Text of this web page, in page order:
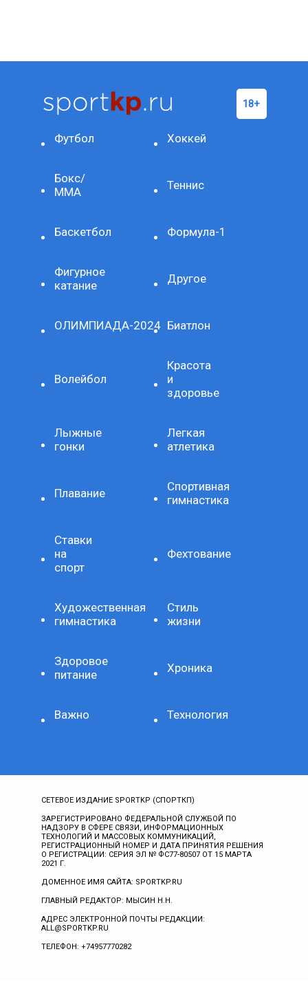
Футбол Хоккей
Бокс/
ММА
Теннис
Баскетбол Формула-1
Фигурное
катание
Другое
ОЛИМПИАДА-2024 Биатлон
Волейбол
Красота
и
здоровье
Лыжные
гонки
Легкая
атлетика
Плавание
Спортивная
гимнастика
Ставки
на
спорт
Фехтование
Художественная
гимнастика
Стиль
жизни
Здоровое
питание
Хроника
Важно Технология
СЕТЕВОЕ ИЗДАНИЕ SPORTKP (СПОРТКП)
ЗАРЕГИСТРИРОВАНО ФЕДЕРАЛЬНОЙ СЛУЖБОЙ ПО
НАДЗОРУ В СФЕРЕ СВЯЗИ, ИНФОРМАЦИОННЫХ
ТЕХНОЛОГИЙ И МАССОВЫХ КОММУНИКАЦИЙ,
РЕГИСТРАЦИОННЫЙ НОМЕР И ДАТА ПРИНЯТИЯ РЕШЕНИЯ
О РЕГИСТРАЦИИ: СЕРИЯ ЭЛ № ФС77-80507 ОТ 15 МАРТА
2021 Г.
ДОМЕННОЕ ИМЯ САЙТА: SPORTKP.RU
ГЛАВНЫЙ РЕДАКТОР: МЫСИН Н.Н.
АДРЕС ЭЛЕКТРОННОЙ ПОЧТЫ РЕДАКЦИИ:
ALL@SPORTKP.RU
ТЕЛЕФОН: +74957770282